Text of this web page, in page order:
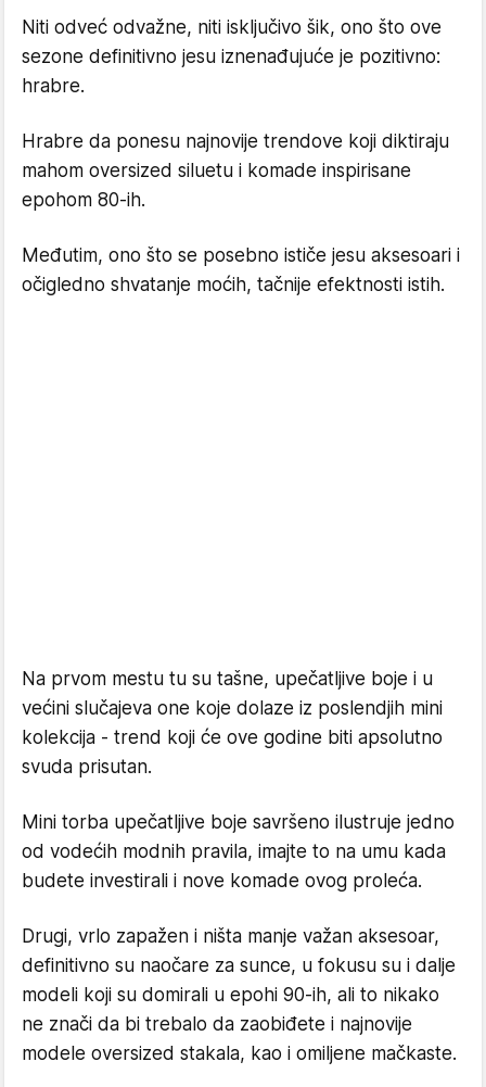
Niti odveć odvažne, niti isključivo šik, ono što ove
sezone definitivno jesu iznenađujuće je pozitivno:
hrabre.
Hrabre da ponesu najnovije trendove koji diktiraju
mahom oversized siluetu i komade inspirisane
epohom 80-ih.
Međutim, ono što se posebno ističe jesu aksesoari i
očigledno shvatanje moćih, tačnije efektnosti istih.
Na prvom mestu tu su tašne, upečatljive boje i u
većini slučajeva one koje dolaze iz poslendjih mini
kolekcija - trend koji će ove godine biti apsolutno
svuda prisutan.
Mini torba upečatljive boje savršeno ilustruje jedno
od vodećih modnih pravila, imajte to na umu kada
budete investirali i nove komade ovog proleća.
Drugi, vrlo zapažen i ništa manje važan aksesoar,
definitivno su naočare za sunce, u fokusu su i dalje
modeli koji su domirali u epohi 90-ih, ali to nikako
ne znači da bi trebalo da zaobiđete i najnovije
modele oversized stakala, kao i omiljene mačkaste.